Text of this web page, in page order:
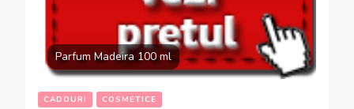
Parfum Madeira 100 ml
CADOURI COSMETICE